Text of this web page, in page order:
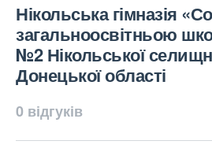
Нікольська гімназія
загальноосвітньою
№2 Нікольської
Донецької області
0 відгуків